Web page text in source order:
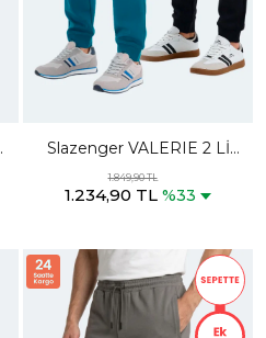
Slazenger VALERIE 2 Lİ
SET Erkek Cepli Siyah -
Petrol Eşofman Altı
1.849,90 TL
1.234,90 TL %33